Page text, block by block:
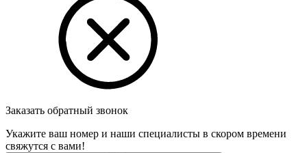
Заказать обратный звонок
Укажите ваш номер и наши специалисты в скором времени
свяжутся с вами!